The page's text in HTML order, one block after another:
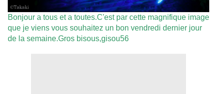
Bonjour a tous et a toutes.C'est par cette magnifique image
que je viens vous souhaitez un bon vendredi dernier jour
de la semaine.Gros bisous,gisou56